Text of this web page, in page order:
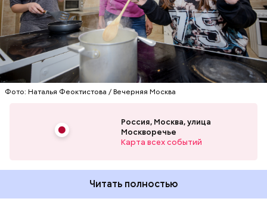
Фото: Наталья Феоктистова / Вечерняя Москва
Россия, Москва, улица
Москворечье
Карта всех событий
Читать полностью